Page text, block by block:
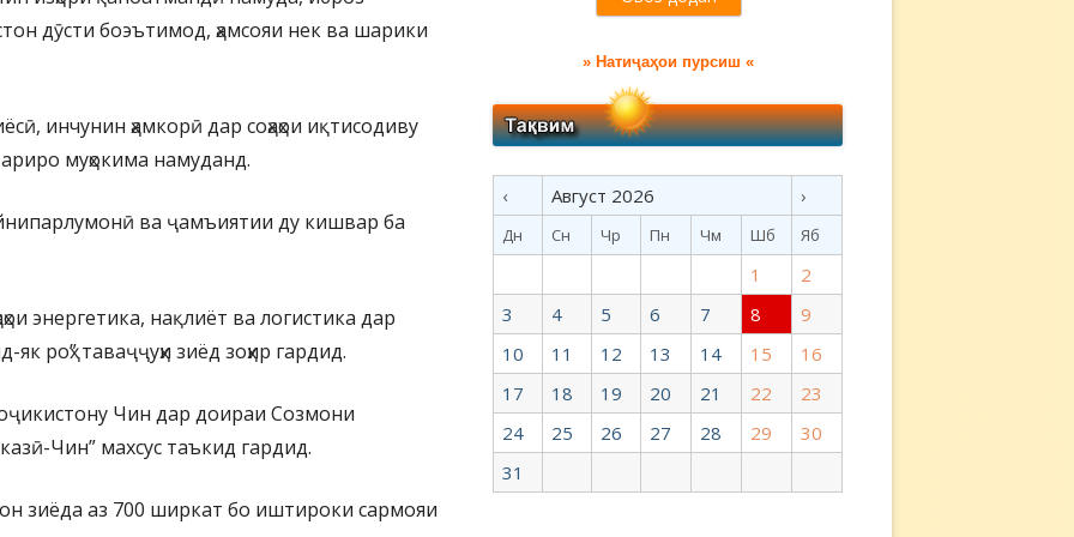
дӯсти боэътимод, ҳамсояи нек ва шарики
инчунин ҳамкорӣ дар соҳаҳои иқтисодиву
муҳокима намуданд.
ва ҷамъиятии ду кишвар ба
энергетика, нақлиёт ва логистика дар
роҳ” таваҷҷуҳи зиёд зоҳир гардид.
Чин дар доираи Созмони
Чин” махсус таъкид гардид.
зиёда аз 700 ширкат бо иштироки сармояи
» Натиҷаҳои пурсиш «
‹ Август 2026 ›
Дн Сн Чр Пн Чм Шб Яб
1
2
3
4 5 6 7 8
9
10
11 12 13 14 15
16
17
18 19 20 21 22
23
24
25 26 27 28 29
30
31